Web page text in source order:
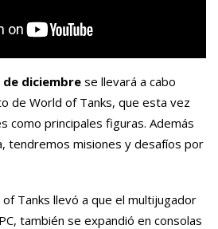
de diciembre se llevará a cabo
de World of Tanks, que esta vez
como principales figuras. Además
tendremos misiones y desafíos por
Tanks llevó a que el multijugador
también se expandió en consolas